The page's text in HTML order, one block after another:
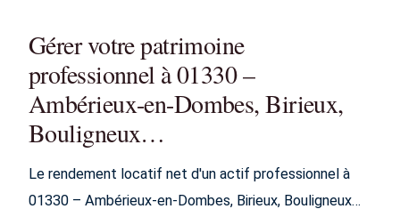
Gérer votre patrimoine
professionnel à 01330 –
Ambérieux-en-Dombes, Birieux,
Bouligneux…
Le rendement locatif net d'un actif professionnel à
01330 – Ambérieux-en-Dombes, Birieux, Bouligneux…